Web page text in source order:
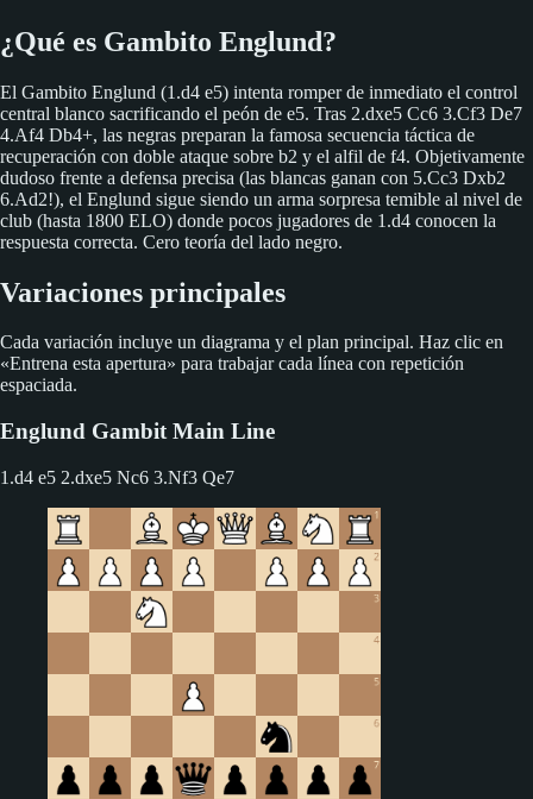
¿Qué es Gambito Englund?
El Gambito Englund (1.d4 e5) intenta romper de inmediato el control
central blanco sacrificando el peón de e5. Tras 2.dxe5 Cc6 3.Cf3 De7
4.Af4 Db4+, las negras preparan la famosa secuencia táctica de
recuperación con doble ataque sobre b2 y el alfil de f4. Objetivamente
dudoso frente a defensa precisa (las blancas ganan con 5.Cc3 Dxb2
6.Ad2!), el Englund sigue siendo un arma sorpresa temible al nivel de
club (hasta 1800 ELO) donde pocos jugadores de 1.d4 conocen la
respuesta correcta. Cero teoría del lado negro.
Variaciones principales
Cada variación incluye un diagrama y el plan principal. Haz clic en
«Entrena esta apertura» para trabajar cada línea con repetición
espaciada.
Englund Gambit Main Line
1.d4 e5 2.dxe5 Nc6 3.Nf3 Qe7